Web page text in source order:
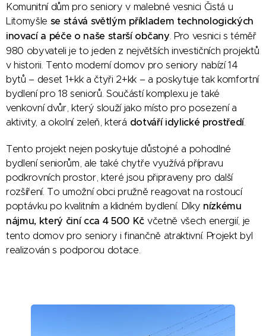
Komunitní dům pro seniory v malebné vesnici Čistá u
Litomyšle se stává světlým příkladem technologických
inovací a péče o naše starší občany. Pro vesnici s téměř
980 obyvateli je to jeden z největších investičních projektů
v historii. Tento moderní domov pro seniory nabízí 14
bytů – deset 1+kk a čtyři 2+kk – a poskytuje tak komfortní
bydlení pro 18 seniorů. Součástí komplexu je také
venkovní dvůr, který slouží jako místo pro posezení a
aktivity, a okolní zeleň, která dotváří idylické prostředí.
Tento projekt nejen poskytuje důstojné a pohodlné
bydlení seniorům, ale také chytře využívá přípravu
podkrovních prostor, které jsou připraveny pro další
rozšíření. To umožní obci pružně reagovat na rostoucí
poptávku po kvalitním a klidném bydlení. Díky nízkému
nájmu, který činí cca 4 500 Kč včetně všech energií, je
tento domov pro seniory i finančně atraktivní. Projekt byl
realizován s podporou dotace.